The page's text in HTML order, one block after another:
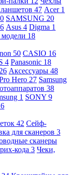
47 Acer 1
SAMSUNG 20
Asus 4 Digma 1
18
50 CASIO 16
4 Panasonic 18
26 Аксессуары 48
Hero 27 Samsung
38
1 SONY 9
42 Сейф-
для сканеров 3
сканеры
кода 3 Чеки,